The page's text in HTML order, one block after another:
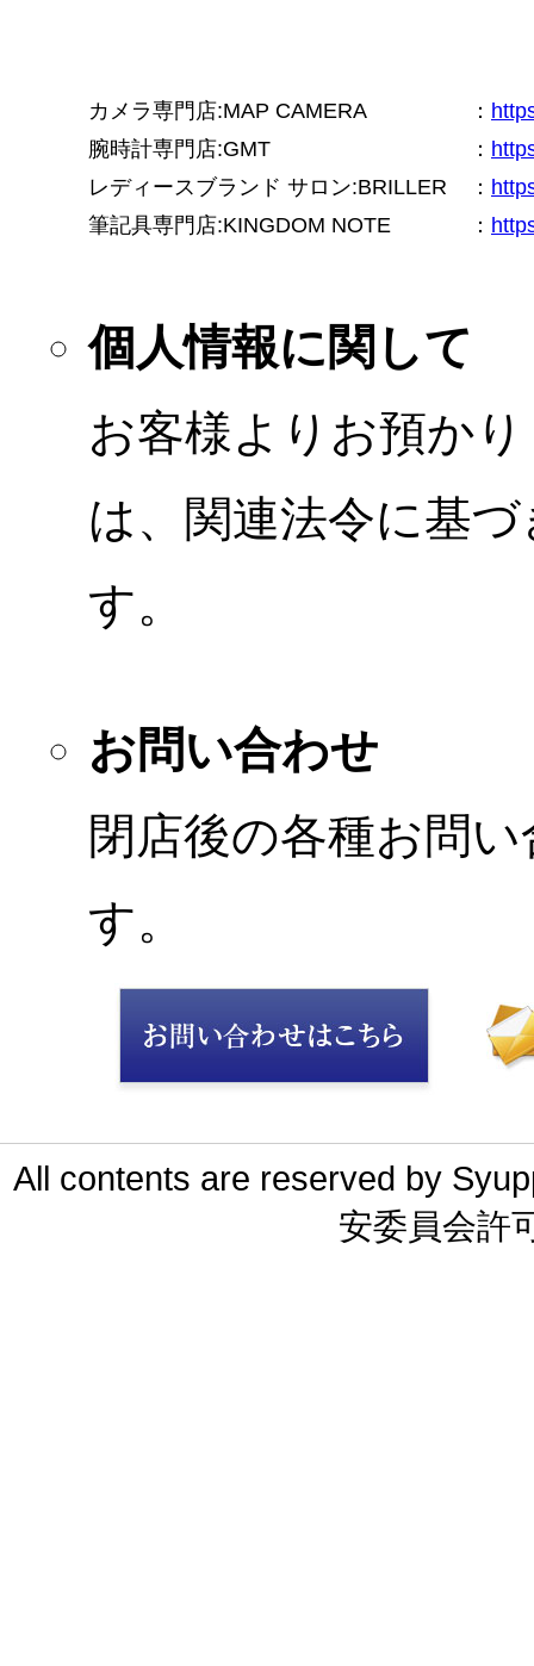
カメラ専門店:MAP CAMERA ：
腕時計専門店:GMT
：
レディースブランド サロン:BRILLER
：
筆記具専門店:KINGDOM NOTE
：
個人情報に関して
お客様よりお預か
は、関連法令に基
す。
お問い合わせ
閉店後の各種お問
す。
All contents are reserved by
安委員会許